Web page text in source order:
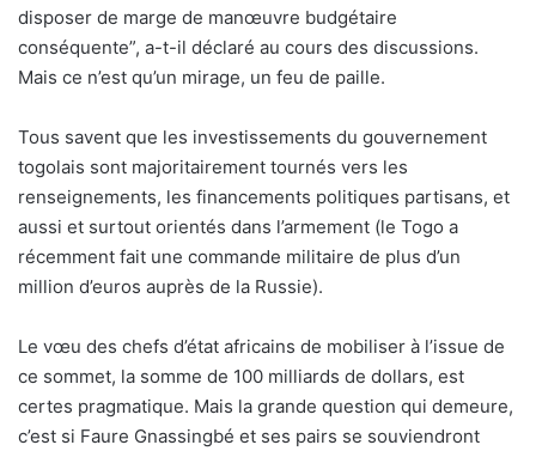
disposer de marge de manœuvre budgétaire
conséquente”, a-t-il déclaré au cours des discussions.
Mais ce n’est qu’un mirage, un feu de paille.
Tous savent que les investissements du gouvernement
togolais sont majoritairement tournés vers les
renseignements, les financements politiques partisans, et
aussi et surtout orientés dans l’armement (le Togo a
récemment fait une commande militaire de plus d’un
million d’euros auprès de la Russie).
Le vœu des chefs d’état africains de mobiliser à l’issue de
ce sommet, la somme de 100 milliards de dollars, est
certes pragmatique. Mais la grande question qui demeure,
c’est si Faure Gnassingbé et ses pairs se souviendront